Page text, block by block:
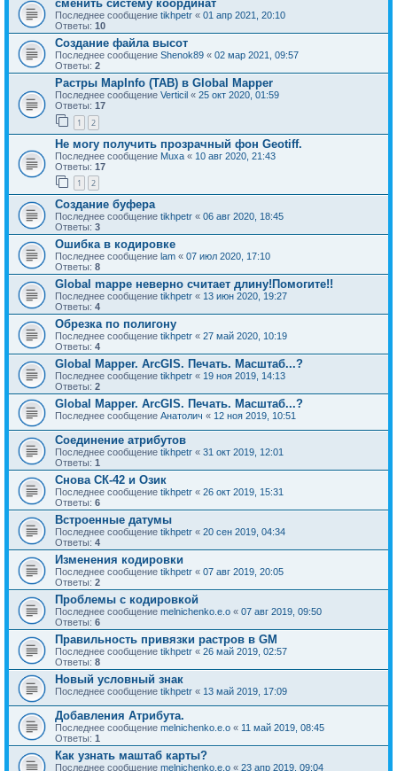
сменить систему координат
Последнее сообщение tikhpetr « 01 апр 2021, 20:10
Ответы: 10
Создание файла высот
Последнее сообщение Shenok89 « 02 мар 2021, 09:57
Ответы: 2
Растры MapInfo (TAB) в Global Mapper
Последнее сообщение Verticil « 25 окт 2020, 01:59
Ответы: 17
1 2
Не могу получить прозрачный фон Geotiff.
Последнее сообщение Muxa « 10 авг 2020, 21:43
Ответы: 17
1 2
Создание буфера
Последнее сообщение tikhpetr « 06 авг 2020, 18:45
Ответы: 3
Ошибка в кодировке
Последнее сообщение lam « 07 июл 2020, 17:10
Ответы: 8
Global mappe неверно считает длину!Помогите!!
Последнее сообщение tikhpetr « 13 июн 2020, 19:27
Ответы: 4
Обрезка по полигону
Последнее сообщение tikhpetr « 27 май 2020, 10:19
Ответы: 4
Global Mapper. ArcGIS. Печать. Масштаб...?
Последнее сообщение tikhpetr « 19 ноя 2019, 14:13
Ответы: 2
Global Mapper. ArcGIS. Печать. Масштаб...?
Последнее сообщение Анатолич « 12 ноя 2019, 10:51
Соединение атрибутов
Последнее сообщение tikhpetr « 31 окт 2019, 12:01
Ответы: 1
Снова СК-42 и Озик
Последнее сообщение tikhpetr « 26 окт 2019, 15:31
Ответы: 6
Встроенные датумы
Последнее сообщение tikhpetr « 20 сен 2019, 04:34
Ответы: 4
Изменения кодировки
Последнее сообщение tikhpetr « 07 авг 2019, 20:05
Ответы: 2
Проблемы с кодировкой
Последнее сообщение melnichenko.e.o « 07 авг 2019, 09:50
Ответы: 6
Правильность привязки растров в GM
Последнее сообщение tikhpetr « 26 май 2019, 02:57
Ответы: 8
Новый условный знак
Последнее сообщение tikhpetr « 13 май 2019, 17:09
Добавления Атрибута.
Последнее сообщение melnichenko.e.o « 11 май 2019, 08:45
Ответы: 1
Как узнать маштаб карты?
Последнее сообщение melnichenko.e.o « 23 апр 2019, 09:04